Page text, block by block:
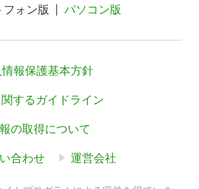
フォン版 パソコン版
報保護基本方針
するガイドライン
の取得について
合わせ 運営会社